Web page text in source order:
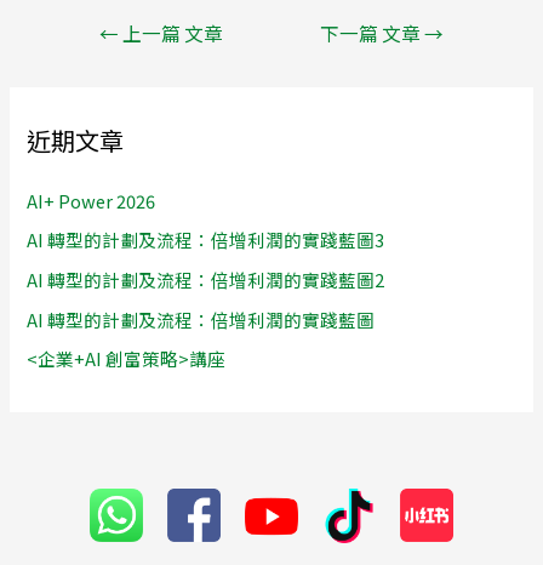
← 上一篇 文章 下一篇 文章→
近期文章
AI+ Power 2026
AI 轉型的計劃及流程：倍增利潤的實踐藍圖3
AI 轉型的計劃及流程：倍增利潤的實踐藍圖2
AI 轉型的計劃及流程：倍增利潤的實踐藍圖
<企業+AI 創富策略>講座